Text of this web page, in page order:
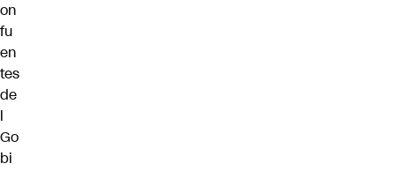
on
fu
en
tes
de
l
Go
bi